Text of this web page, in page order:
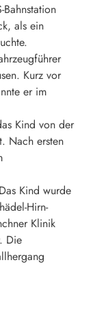
als ein
Kurz vor
er im
Kind von der
Nach ersten
Kind wurde
Hirn-
Klinik
Die